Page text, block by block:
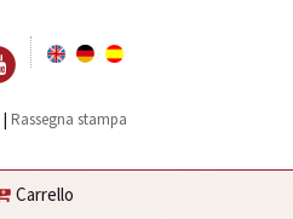
| Rassegna stampa
Carrello